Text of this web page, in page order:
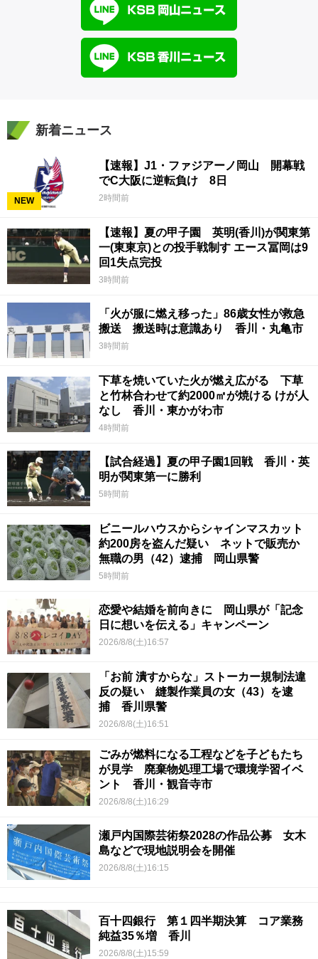
新着ニュース
NEW
【速報】J1・ファジアーノ岡山 開幕戦
でC大阪に逆転負け 8日
2時間前
【速報】夏の甲子園 英明(香川)が関東第
一(東東京)との投手戦制す エース冨岡は9
回1失点完投
3時間前
「火が服に燃え移った」86歳女性が救急
搬送 搬送時は意識あり 香川・丸亀市
3時間前
下草を焼いていた火が燃え広がる 下草
と竹林合わせて約2000㎡が焼ける けが人
なし 香川・東かがわ市
4時間前
【試合経過】夏の甲子園1回戦 香川・英
明が関東第一に勝利
5時間前
ビニールハウスからシャインマスカット
約200房を盗んだ疑い ネットで販売か
無職の男（42）逮捕 岡山県警
5時間前
恋愛や結婚を前向きに 岡山県が「記念
日に想いを伝える」キャンペーン
2026/8/8(土)16:57
「お前 潰すからな」ストーカー規制法違
反の疑い 縫製作業員の女（43）を逮
捕 香川県警
2026/8/8(土)16:51
ごみが燃料になる工程などを子どもたち
が見学 廃棄物処理工場で環境学習イベ
ント 香川・観音寺市
2026/8/8(土)16:29
瀬戸内国際芸術祭2028の作品公募 女木
島などで現地説明会を開催
2026/8/8(土)16:15
百十四銀行 第１四半期決算 コア業務
純益35％増 香川
2026/8/8(土)15:59